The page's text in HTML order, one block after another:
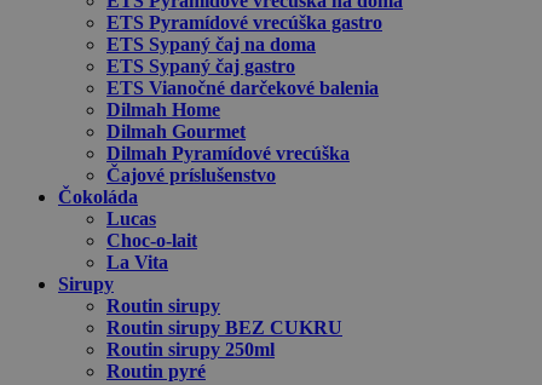
ETS Pyramídové vrecúška gastro
ETS Sypaný čaj na doma
ETS Sypaný čaj gastro
ETS Vianočné darčekové balenia
Dilmah Home
Dilmah Gourmet
Dilmah Pyramídové vrecúška
Čajové príslušenstvo
Čokoláda
Lucas
Choc-o-lait
La Vita
Sirupy
Routin sirupy
Routin sirupy BEZ CUKRU
Routin sirupy 250ml
Routin pyré